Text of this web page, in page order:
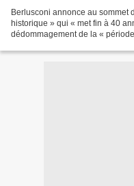
Berlusconi annonce au sommet
historique » qui « met fin à 40
dédommagement de la «